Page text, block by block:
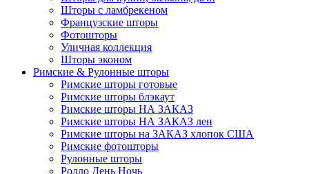
Шторы с ламбрекеном
Французские шторы
Фотошторы
Уличная коллекция
Шторы эконом
Римские & Рулонные шторы
Римские шторы готовые
Римские шторы блэкаут
Римские шторы НА ЗАКАЗ
Римские шторы НА ЗАКАЗ лен
Римские шторы на ЗАКАЗ хлопок США
Римские фотошторы
Рулонные шторы
Ролло День Ночь